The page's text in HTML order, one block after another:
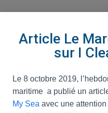
Article Le
sur I
Le 8 octobre 2019,
maritime a publié un
My Sea avec une